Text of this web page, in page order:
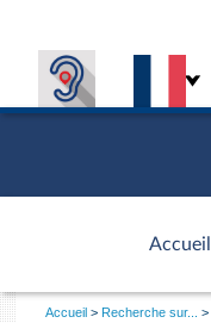
Accueil
d'accueil
Vous
Accueil Recherche sur...